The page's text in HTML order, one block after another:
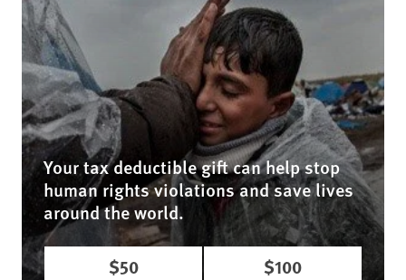
Your tax deductible gift can help stop
human rights violations and save lives
around the world.
$50
$100